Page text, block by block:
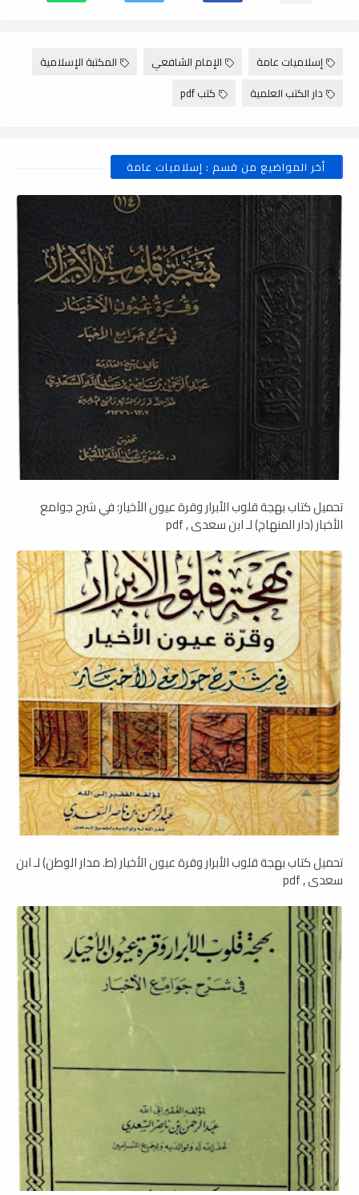
إسلاميات عامة الإمام الشافعي
المكتبة الإسلامية
دار الكتب العلمية
كتب pdf
أخر المواضيع من قسم : إسلاميات عامة
تحميل كتاب بهجة قلوب الأبرار وقرة عيون الأخيار؛ في شرح جوامع
الأخبار (دار المنهاج) لـ ابن سعدي , pdf
تحميل كتاب بهجة قلوب الأبرار وقرة عيون الأخيار (ط. مدار الوطن) لـ ابن
سعدي , pdf